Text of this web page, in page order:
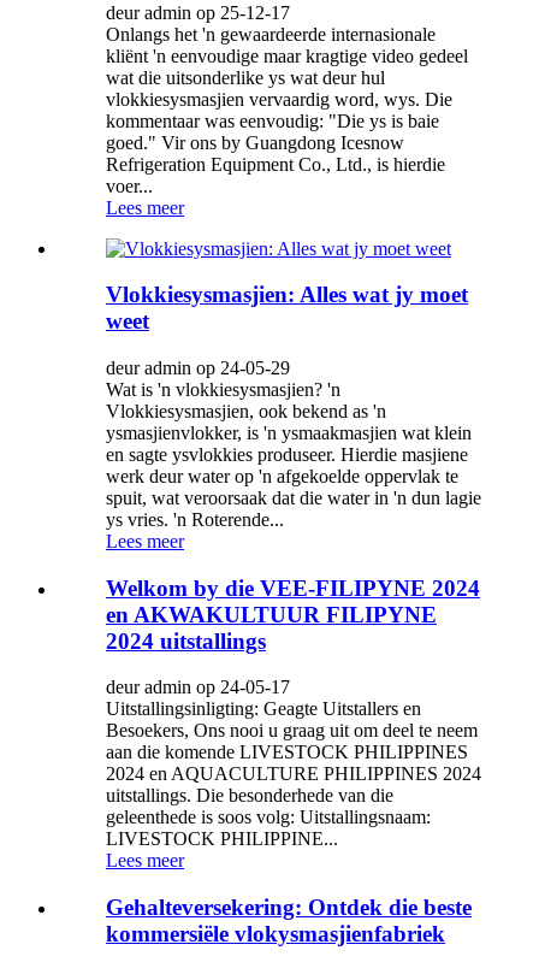
deur admin op 25-12-17
Onlangs het 'n gewaardeerde internasionale
kliënt 'n eenvoudige maar kragtige video gedeel
wat die uitsonderlike ys wat deur hul
vlokkiesysmasjien vervaardig word, wys. Die
kommentaar was eenvoudig: "Die ys is baie
goed." Vir ons by Guangdong Icesnow
Refrigeration Equipment Co., Ltd., is hierdie
voer...
Lees meer
Vlokkiesysmasjien: Alles wat jy moet
weet
deur admin op 24-05-29
Wat is 'n vlokkiesysmasjien? 'n
Vlokkiesysmasjien, ook bekend as 'n
ysmasjienvlokker, is 'n ysmaakmasjien wat klein
en sagte ysvlokkies produseer. Hierdie masjiene
werk deur water op 'n afgekoelde oppervlak te
spuit, wat veroorsaak dat die water in 'n dun lagie
ys vries. 'n Roterende...
Lees meer
Welkom by die VEE-FILIPYNE 2024
en AKWAKULTUUR FILIPYNE
2024 uitstallings
deur admin op 24-05-17
Uitstallingsinligting: Geagte Uitstallers en
Besoekers, Ons nooi u graag uit om deel te neem
aan die komende LIVESTOCK PHILIPPINES
2024 en AQUACULTURE PHILIPPINES 2024
uitstallings. Die besonderhede van die
geleenthede is soos volg: Uitstallingsnaam:
LIVESTOCK PHILIPPINE...
Lees meer
Gehalteversekering: Ontdek die beste
kommersiële vlokysmasjienfabriek